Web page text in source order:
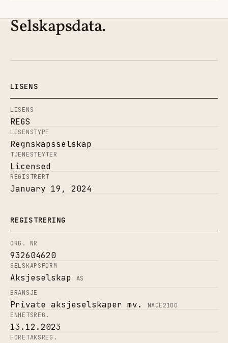
Selskapsdata.
LISENS
LISENS
REGS
LISENSTYPE
Regnskapsselskap
TJENESTEYTER
Licensed
REGISTRERT
January 19, 2024
REGISTRERING
ORG. NR
932604620
SELSKAPSFORM
Aksjeselskap
AS
BRANSJE
Private aksjeselskaper mv. NACE2100
ENHETSREG.
13.12.2023
FORETAKSREG.